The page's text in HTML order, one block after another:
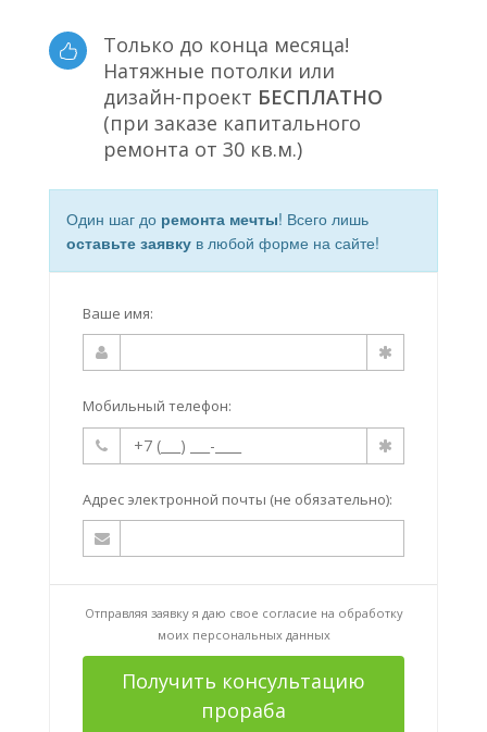
Только до конца месяца!
Натяжные потолки или
дизайн-проект БЕСПЛАТНО
(при заказе капитального
ремонта от 30 кв.м.)
Один шаг до ремонта мечты! Всего лишь
оставьте заявку в любой форме на сайте!
Ваше имя:
Мобильный телефон:
Адрес электронной почты (не обязательно):
Отправляя заявку я даю свое согласие на обработку
моих персональных данных
Получить консультацию
прораба